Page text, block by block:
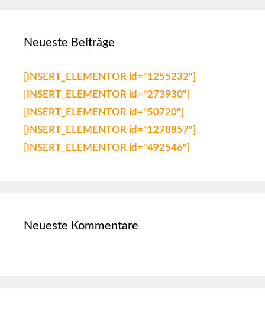
Neueste Beiträge
[INSERT_ELEMENTOR id="1255232"]
[INSERT_ELEMENTOR id="273930"]
[INSERT_ELEMENTOR id="50720"]
[INSERT_ELEMENTOR id="1278857"]
[INSERT_ELEMENTOR id="492546"]
Neueste Kommentare